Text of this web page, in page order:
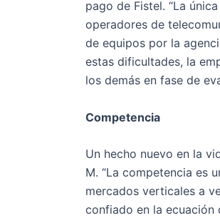
pago de Fistel. “La
operadores de
de equipos por la
estas dificultades, la
los demás en fase de
Competencia
Un hecho nuevo en la
M. “La competencia es
mercados verticales a
confiado en la ecuación